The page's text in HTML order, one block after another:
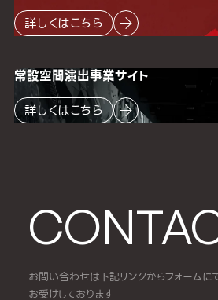
お問い合わせは下記リンクからフォームに
お受けしております
詳しくはこちら
常設空間演出事業サイト
詳しくはこちら